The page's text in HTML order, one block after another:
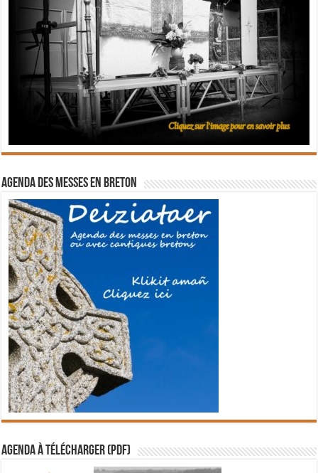
Agenda des messes en breton
Agenda à télécharger (PDF)